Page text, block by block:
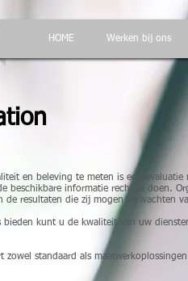
HOME Werken bij ons
en beleving te meten is een
beschikbare informatie recht te doen.
resultaten die zij mogen verwachten
bieden kunt u de kwaliteit van uw
zowel standaard als